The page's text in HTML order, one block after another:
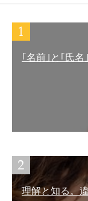
｢名前｣と｢氏
理解と知る。